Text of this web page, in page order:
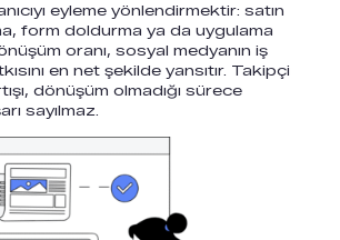
eyleme yönlendirmektir: satın
form doldurma ya da uygulama
oranı, sosyal medyanın iş
en net şekilde yansıtır. Takipçi
dönüşüm olmadığı sürece
sayılmaz.